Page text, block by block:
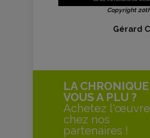
Copyright
Gérard
LA CHRONIQUE
VOUS A PLU ?
Achetez l'œuvre
chez nos
partenaires !